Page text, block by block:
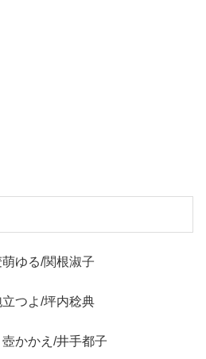
ゆる/関根淑子
つよ/坪内稔典
かかえ/井手都子